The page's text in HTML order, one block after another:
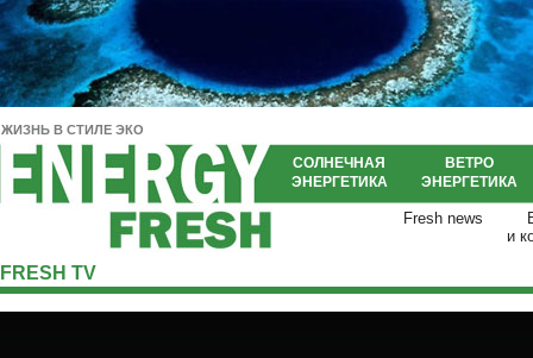
ЖИЗНЬ В СТИЛЕ ЭКО
СОЛНЕЧНАЯ
ЭНЕРГЕТИКА
ВЕТРО
ЭНЕРГЕТИКА
Fresh news
и
FRESH TV